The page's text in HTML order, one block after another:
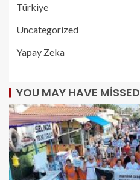
Türkiye
Uncategorized
Yapay Zeka
YOU MAY HAVE MISSED